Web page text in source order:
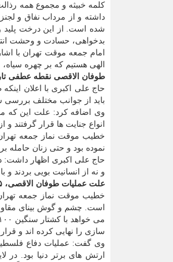
کلمه خبیثه و مجموع همه
داشته و از مرداب نفاق و
شده است. از این درخت پلید
بدخواهی، حسادت و وحشت
امام جمعه موقت تهران با
الهی هستیم که بر چهره
طوفان الاقصی نقطه عطفی
حاج علی اکبری با اعلان
باید از جوانب مختلف بررسی شود.
انواع جنایت ها قرار گرفتند
خطیب موقت نماز جمعه تهران اشاره کرد: ۱۶ سال شاهد محاصره غزه از زمین، هوا و
نموده بود و حتی زنان حامله برای وضع حمل
حاج علی اکبری اظهار داشت:
و نه از انسانیت بویی بردند
علت عملیات طوفان الاقصی، ۷۵ ساله اشغال فلسطین بود
است. چشم و گوش بینای
سازی را نهایی کرده اند و
وی گفت: عملیات دفاع
ارتش های برتر دنیا بود.